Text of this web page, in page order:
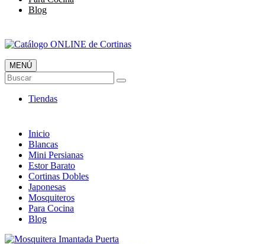
Blog
Catálogo ONLINE de Cortinas
Al mejor Precio
MENÚ
Buscar
Tiendas
Inicio
Blancas
Mini Persianas
Estor Barato
Cortinas Dobles
Japonesas
Mosquiteros
Para Cocina
Blog